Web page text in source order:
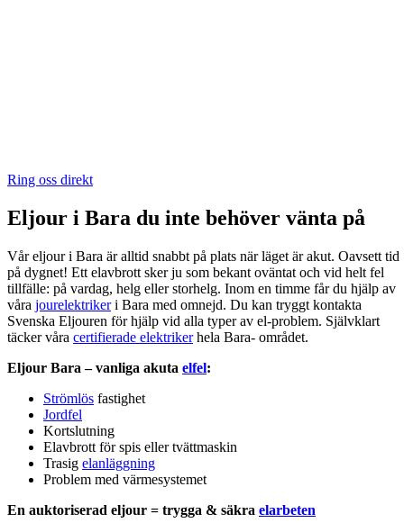
Ring oss direkt
Eljour i Bara du inte behöver vänta på
Vår eljour i Bara är alltid snabbt på plats när läget är akut. Oavsett tid
på dygnet! Ett elavbrott sker ju som bekant oväntat och vid helt fel
tillfälle: på vardag, helg eller storhelg. Inom en timme får du hjälp av
våra jourelektrikeri Bara med omnejd. Du kan tryggt kontakta
Svenska Eljouren för hjälp vid alla typer av el-problem. Självklart
täcker våra certifierade elektrikerhela Bara- området.
Eljour Bara – vanliga akuta elfel:
Strömlös fastighet
Jordfel
Kortslutning
Elavbrott för spis eller tvättmaskin
Trasig elanläggning
Problem med värmesystemet
En auktoriserad eljour = trygga & säkra elarbeten